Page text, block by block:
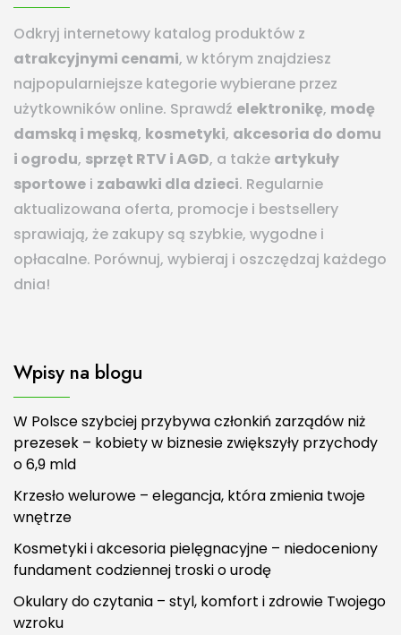
Odkryj internetowy katalog produktów z
atrakcyjnymi cenami, w którym znajdziesz
najpopularniejsze kategorie wybierane przez
użytkowników online. Sprawdź elektronikę, modę
damską i męską, kosmetyki, akcesoria do domu
i ogrodu, sprzęt RTV i AGD, a także artykuły
sportowe i zabawki dla dzieci. Regularnie
aktualizowana oferta, promocje i bestsellery
sprawiają, że zakupy są szybkie, wygodne i
opłacalne. Porównuj, wybieraj i oszczędzaj każdego
dnia!
Wpisy na blogu
W Polsce szybciej przybywa członkiń zarządów niż
prezesek – kobiety w biznesie zwiększyły przychody
o 6,9 mld
Krzesło welurowe – elegancja, która zmienia twoje
wnętrze
Kosmetyki i akcesoria pielęgnacyjne – niedoceniony
fundament codziennej troski o urodę
Okulary do czytania – styl, komfort i zdrowie Twojego
wzroku